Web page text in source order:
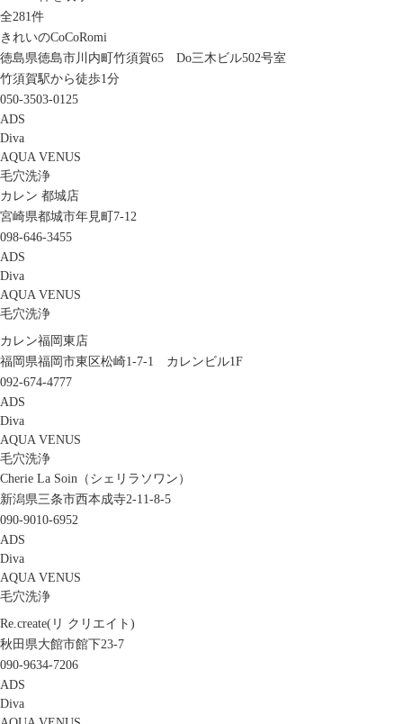
全281件
きれいのCoCoRomi
徳島県徳島市川内町竹須賀65 Do三木ビル502号室
竹須賀駅から徒歩1分
050-3503-0125
ADS
Diva
AQUA VENUS
毛穴洗浄
カレン 都城店
宮崎県都城市年見町7-12
098-646-3455
ADS
Diva
AQUA VENUS
毛穴洗浄
カレン福岡東店
福岡県福岡市東区松崎1-7-1 カレンビル1F
092-674-4777
ADS
Diva
AQUA VENUS
毛穴洗浄
Cherie La Soin（シェリラソワン）
新潟県三条市西本成寺2-11-8-5
090-9010-6952
ADS
Diva
AQUA VENUS
毛穴洗浄
Re.create(リ クリエイト)
秋田県大館市館下23-7
090-9634-7206
ADS
Diva